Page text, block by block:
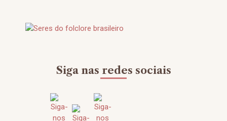
Siga nas redes sociais